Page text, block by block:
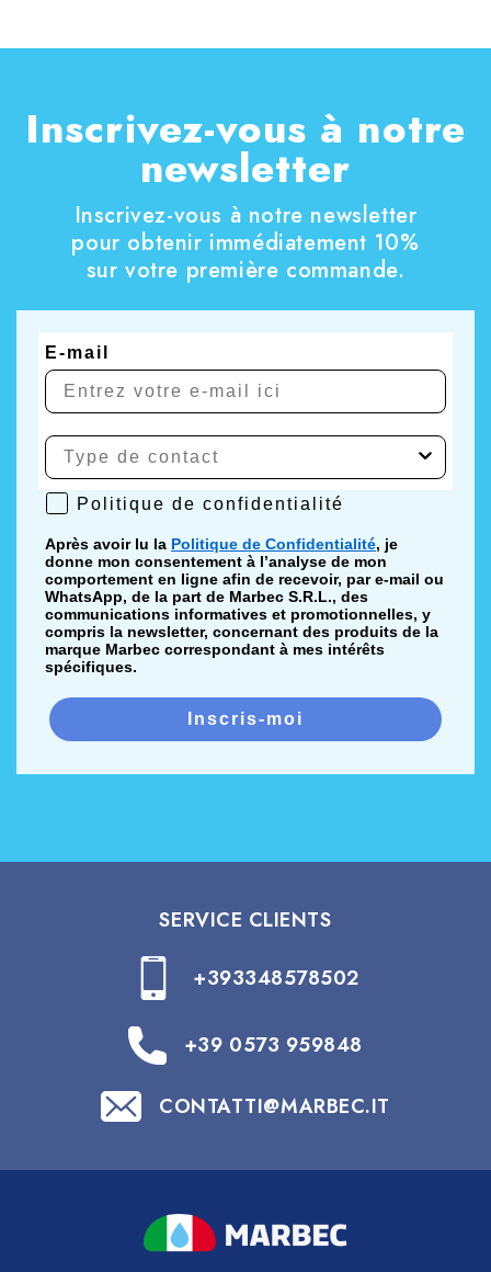
Inscrivez-vous à notre
newsletter
Inscrivez-vous à notre newsletter
pour obtenir immédiatement 10%
sur votre première commande.
E-mail
Politique de confidentialité
Politique de confidentialité
Après avoir lu la Politique de Confidentialité, je
donne mon consentement à l’analyse de mon
comportement en ligne afin de recevoir, par e-mail ou
WhatsApp, de la part de Marbec S.R.L., des
communications informatives et promotionnelles, y
compris la newsletter, concernant des produits de la
marque Marbec correspondant à mes intérêts
spécifiques.
Inscris-moi
SERVICE CLIENTS
+393348578502
+39 0573 959848
CONTATTI@MARBEC.IT